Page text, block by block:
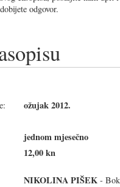
odgovor.
ožujak 2012.
jednom mjesečno
12,00 kn
NIKOLINA PIŠEK -